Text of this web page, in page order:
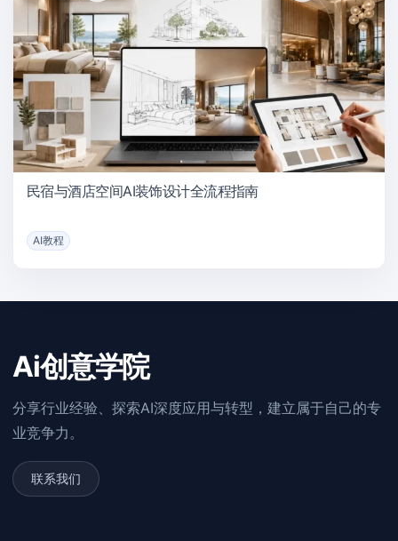
民宿与酒店空间AI装饰设计全流程指南
AI教程
Ai创意学院
分享行业经验、探索AI深度应用与转型，建立属于自己的专
业竞争力。
联系我们